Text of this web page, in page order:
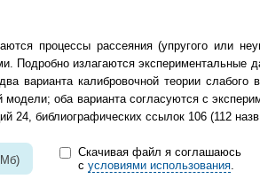
процессы рассеяния (упругого или
Подробно излагаются экспериментальные
варианта калибровочной теории
модели; оба варианта согласуются с
24, библиографических ссылок 106 (112
Скачивая файл я соглашаюсь
с условиями использования.